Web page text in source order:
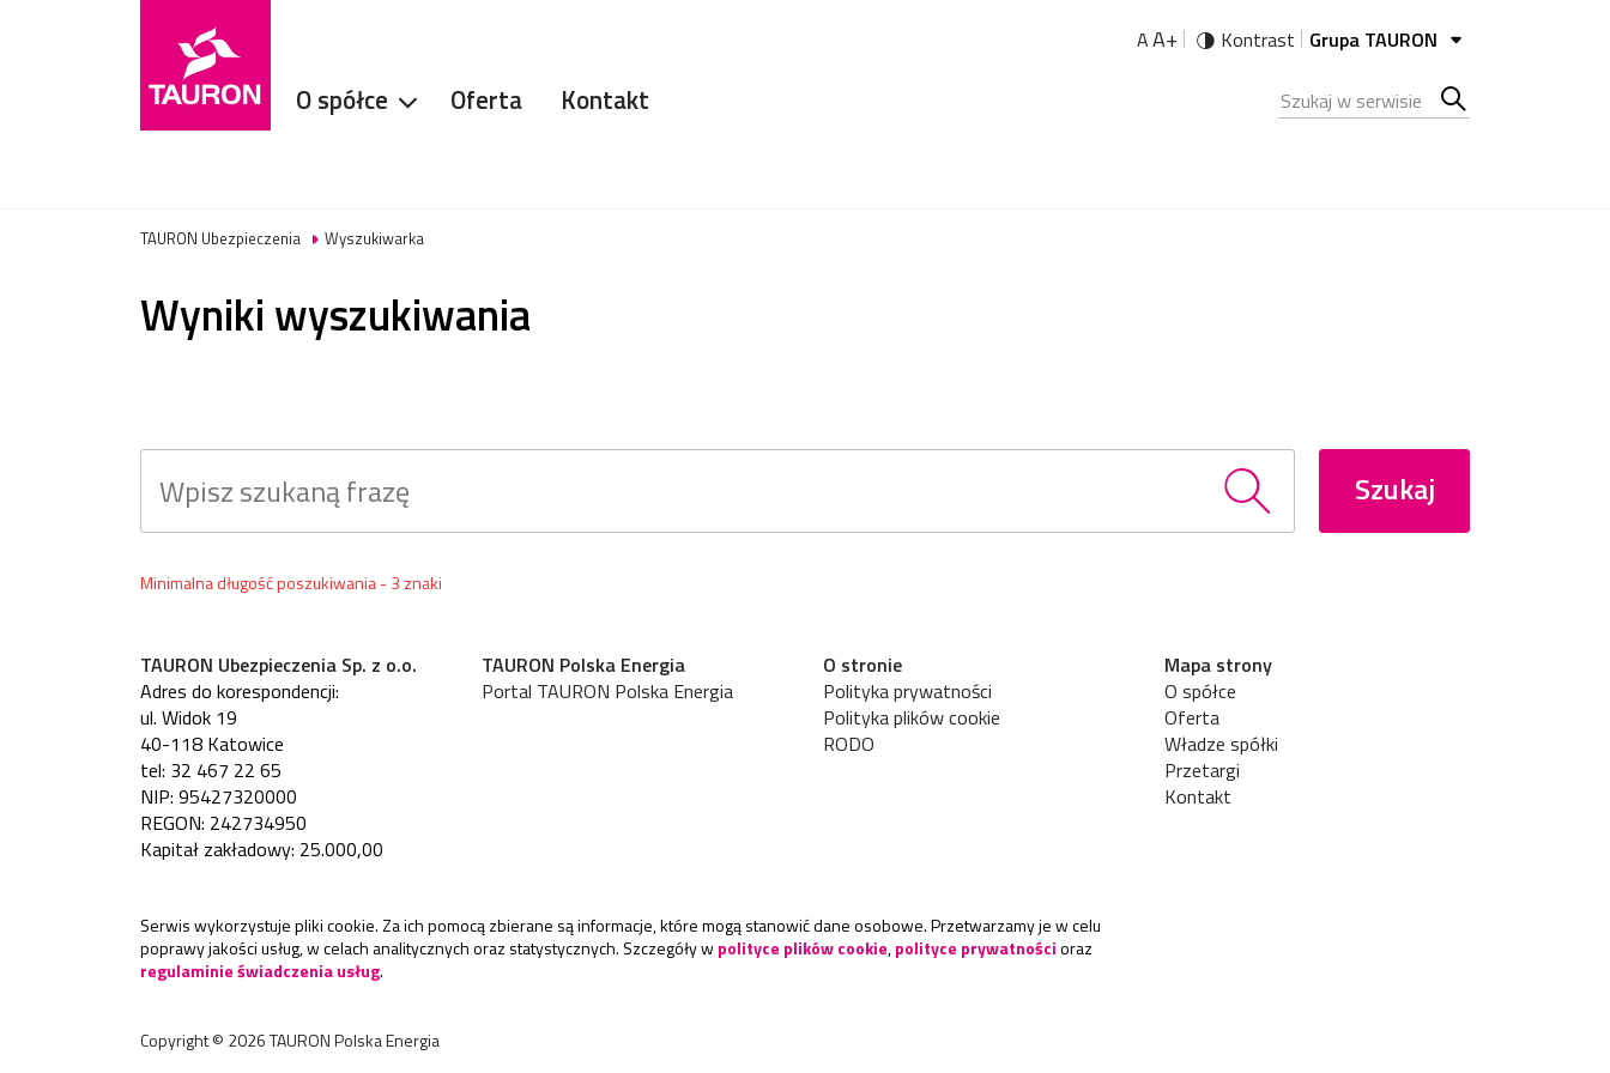
Grupa TAURON
O spółce Oferta Kontakt
AA+ Kontrast
TAURON Ubezpieczenia Wyszukiwarka
Wyniki wyszukiwania
Szukaj
Minimalna długość poszukiwania - 3 znaki
TAURON Ubezpieczenia Sp. z o.o.
Adres do korespondencji:
ul. Widok 19
40-118 Katowice
tel: 32 467 22 65
NIP: 95427320000
REGON: 242734950
Kapitał zakładowy: 25.000,00
TAURON Polska Energia
Portal TAURON Polska Energia
O stronie
Polityka prywatności
Polityka plików cookie
RODO
Mapa strony
O spółce
Oferta
Władze spółki
Przetargi
Kontakt
Serwis wykorzystuje pliki cookie. Za ich pomocą zbierane są informacje, które mogą stanowić dane osobowe. Przetwarzamy je w celu
poprawy jakości usług, w celach analitycznych oraz statystycznych. Szczegóły wpolityce plików cookie,polityce prywatnościoraz
regulaminie świadczenia usług.
Copyright © 2026TAURON Polska Energia